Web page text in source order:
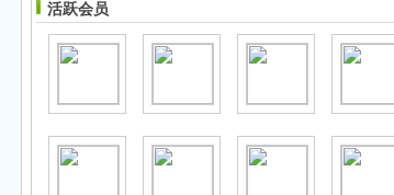
活跃会员